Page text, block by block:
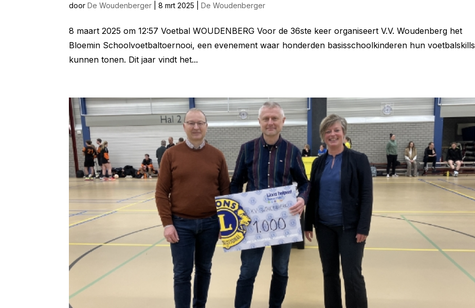
doorDe Woudenberger |8 mrt 2025 |De Woudenberger
8 maart 2025 om 12:57 Voetbal WOUDENBERG Voor de 36ste keer organiseert V.V. Woudenberg het
Bloemin Schoolvoetbaltoernooi, een evenement waar honderden basisschoolkinderen hun voetbalskills
kunnen tonen. Dit jaar vindt het...